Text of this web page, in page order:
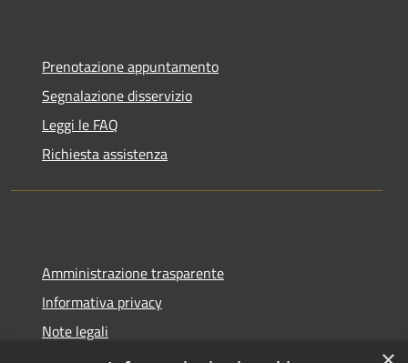
Prenotazione appuntamento
Segnalazione disservizio
Leggi le FAQ
Richiesta assistenza
Amministrazione trasparente
Informativa privacy
Note legali